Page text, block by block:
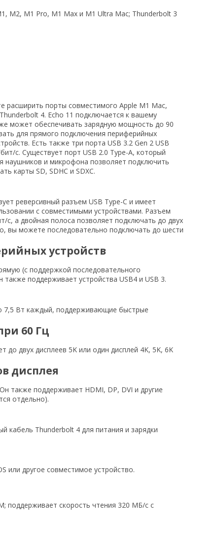
M2, M1 Pro, M1 Max и M1 Ultra Mac; Thunderbolt 3
расширить порты совместимого Apple M1 Mac,
4. Echo 11 подключается к вашему
может обеспечивать зарядную мощность до 90
для прямого подключения периферийных
Есть также три порта USB 3.2 Gen 2 USB
с. Существует порт USB 2.0 Type-A, который
наушников и микрофона позволяет подключить
карты SD, SDHC и SDXC.
реверсивный разъем USB Type-C и имеет
с совместимыми устройствами. Разъем
с, а двойная полоса позволяет подключать до двух
вы можете последовательно подключать до шести
устройств
(с поддержкой последовательного
поддерживает устройства USB4 и USB 3.
7,5 Вт каждый, поддерживающие быстрые
60 Гц
двух дисплеев 5K или один дисплей 4K, 5K, 6K
дисплея
также поддерживает HDMI, DP, DVI и другие
отдельно).
кабель Thunderbolt 4 для питания и зарядки
или другое совместимое устройство.
поддерживает скорость чтения 320 МБ/с с